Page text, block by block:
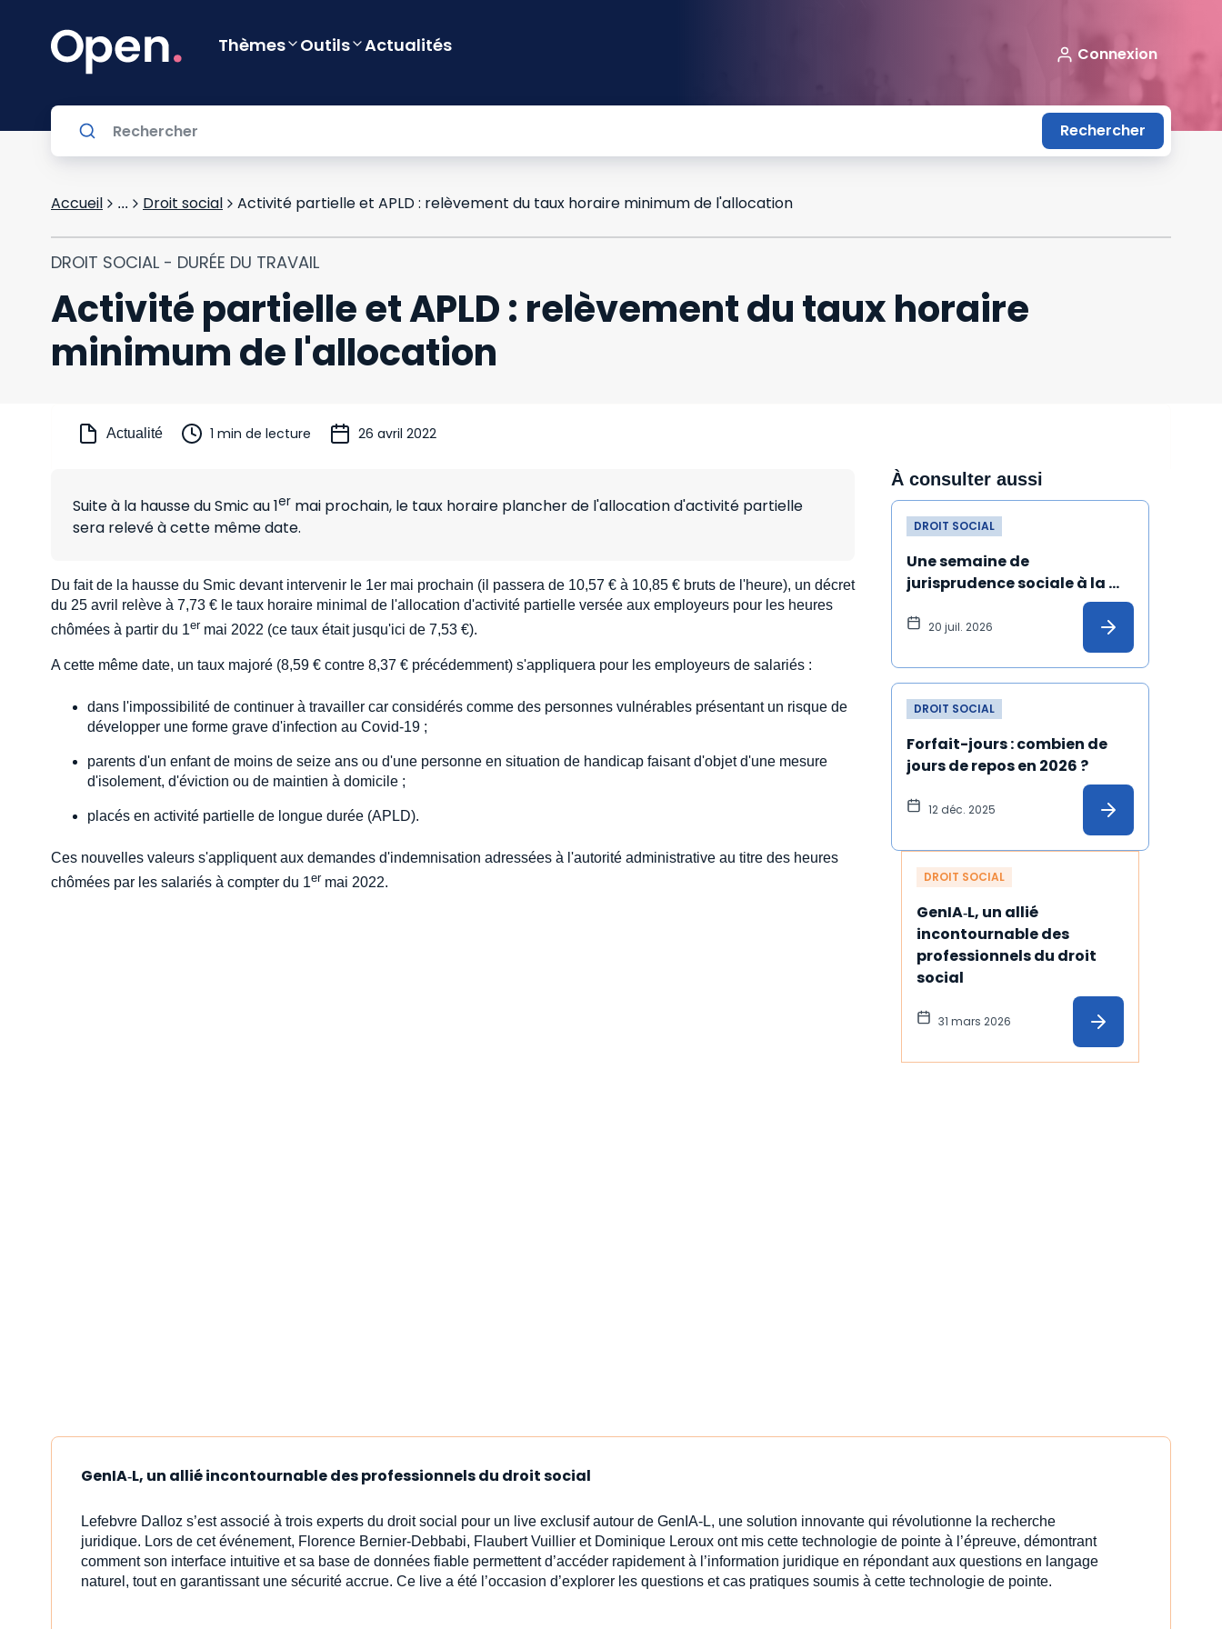
Thèmes Outils Actualités Connexion
Rechercher
Accueil ... Droit social Activité partielle et APLD : relèvement du taux horaire minimum de l'allocation
DROIT SOCIAL - DURÉE DU TRAVAIL
Activité partielle et APLD : relèvement du taux horaire
minimum de l'allocation
Actualité 1 min de lecture 26 avril 2022
Suite à la hausse du Smic au 1er mai prochain, le taux horaire plancher de l'allocation d'activité partielle
sera relevé à cette même date.
Du fait de la hausse du Smic devant intervenir le 1er mai prochain (il passera de 10,57 € à 10,85 € bruts de l'heure), un décret
du 25 avril relève à 7,73 € le taux horaire minimal de l'allocation d'activité partielle versée aux employeurs pour les heures
chômées à partir du 1er mai 2022 (ce taux était jusqu'ici de 7,53 €).
A cette même date, un taux majoré (8,59 € contre 8,37 € précédemment) s'appliquera pour les employeurs de salariés :
dans l'impossibilité de continuer à travailler car considérés comme des personnes vulnérables présentant un risque de
développer une forme grave d'infection au Covid-19 ;
parents d'un enfant de moins de seize ans ou d'une personne en situation de handicap faisant d'objet d'une mesure
d'isolement, d'éviction ou de maintien à domicile ;
placés en activité partielle de longue durée (APLD).
Ces nouvelles valeurs s'appliquent aux demandes d'indemnisation adressées à l'autorité administrative au titre des heures
chômées par les salariés à compter du 1er mai 2022.
À consulter aussi
DROIT SOCIAL
Une semaine de
jurisprudence sociale à la
20 juil. 2026
DROIT SOCIAL
Forfait-jours : combien de
jours de repos en 2026 ?
12 déc. 2025
DROIT SOCIAL
GenIA‑L, un allié
incontournable des
professionnels du droit
social
31 mars 2026
GenIA‑L, un allié incontournable des professionnels du droit social
Lefebvre Dalloz s’est associé à trois experts du droit social pour un live exclusif autour de GenIA‑L, une solution innovante qui révolutionne la recherche
juridique. Lors de cet événement, Florence Bernier-Debbabi, Flaubert Vuillier et Dominique Leroux ont mis cette technologie de pointe à l’épreuve, démontrant
comment son interface intuitive et sa base de données fiable permettent d’accéder rapidement à l’information juridique en répondant aux questions en langage
naturel, tout en garantissant une sécurité accrue. Ce live a été l’occasion d’explorer les questions et cas pratiques soumis à cette technologie de pointe.